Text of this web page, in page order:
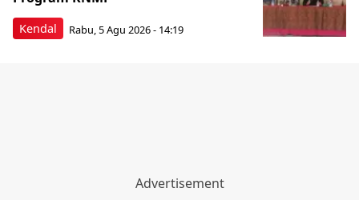
Kendal Rabu, 5 Agu 2026 - 14:19